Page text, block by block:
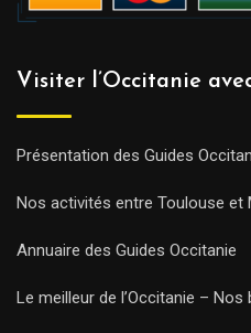
Visiter l’Occitanie
Présentation des Guides
Nos activités entre Toulouse et
Annuaire des Guides Occitanie
Le meilleur de l’Occitanie – Nos